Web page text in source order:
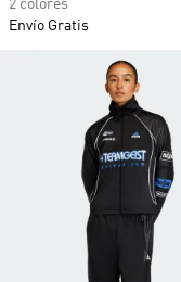
2 colores
Envío Gratis